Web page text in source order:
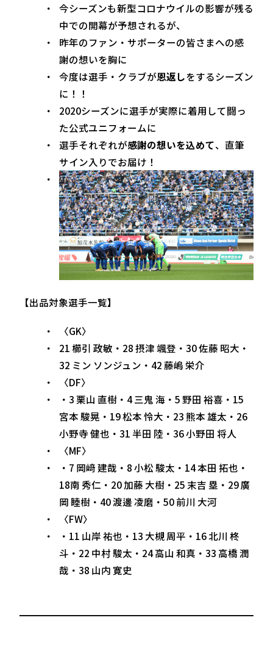
今シーズンも新型コロナウイルの影響が残る
中での開幕が予想されるが、
昨年のファン・サポーターの皆さまへの感
謝の想いを胸に
今度は選手・クラブが恩返しをするシーズン
に！！
2020シーズンに選手が実際に着用して闘っ
た公式ユニフォームに
選手それぞれが感謝の想いを込めて、直筆
サイン入りでお届け！
【出品対象選手一覧】
〈GK〉
21 櫛引 政敏・28 摂津 颯登・30 佐藤 昭大・
32 ミン ソンジュン・42 藤嶋 栄介
〈DF〉
・3 栗山 直樹・4 三鬼 海・5 野田 裕喜・15
宮本 駿晃・19 松本 怜大・23 熊本 雄太・26
小野寺 健也・31 半田 陸・36 小野田 将人
〈MF〉
・7 岡﨑 建哉・8 小松 駿太・14 本田 拓也・
18南 秀仁・20 加藤 大樹・25 末吉 塁・29 廣
岡 睦樹・40 渡邊 凌磨・50 前川 大河
〈FW〉
・11 山岸 祐也・13 大槻 周平・16 北川 柊
斗・22 中村 駿太・24 高山 和真・33 高橋 潤
哉・38 山内 寛史